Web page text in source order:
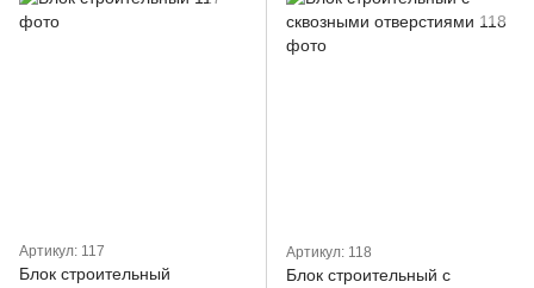
Артикул: 117
Блок строительный
Артикул: 118
Блок строительный с